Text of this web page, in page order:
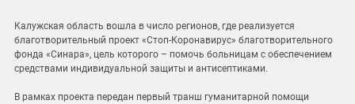
Калужская область вошла в число регионов, где реализуется
благотворительный проект «Стоп-Коронавирус» благотворительного
фонда «Синара», цель которого – помочь больницам с обеспечением
средствами индивидуальной защиты и антисептиками.
В рамках проекта передан первый транш гуманитарной помощи